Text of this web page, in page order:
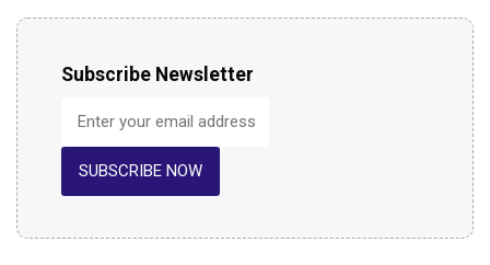
Subscribe Newsletter
SUBSCRIBE NOW